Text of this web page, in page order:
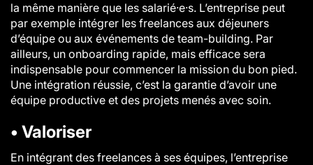
la même manière que les salarié·e·s. L’entreprise peut
par exemple intégrer les freelances aux déjeuners
d’équipe ou aux événements de team-building. Par
ailleurs, un onboarding rapide, mais efficace sera
indispensable pour commencer la mission du bon pied.
Une intégration réussie, c’est la garantie d’avoir une
équipe productive et des projets menés avec soin.
• Valoriser
En intégrant des freelances à ses équipes, l’entreprise